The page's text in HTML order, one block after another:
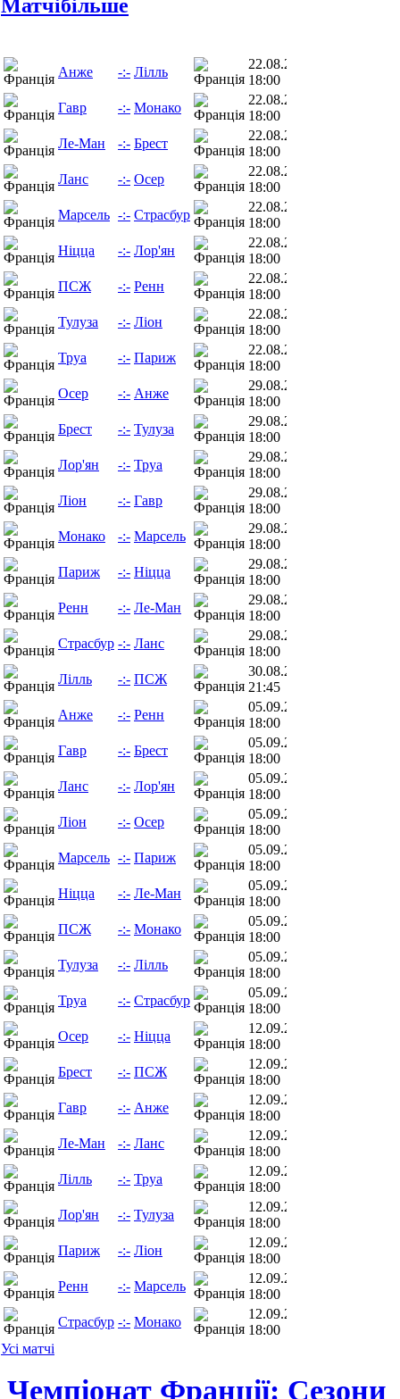
Матчiбільше
Анже -:- Лілль
22.08.26
18:00
Гавр
-:- Монако
22.08.26
18:00
Ле-Ман
-:- Брест
22.08.26
18:00
Ланс
-:- Осер
22.08.26
18:00
Марсель -:- Страсбур
22.08.26
18:00
Ніцца
-:- Лор'ян
22.08.26
18:00
ПСЖ
-:- Ренн
22.08.26
18:00
Тулуза
-:- Ліон
22.08.26
18:00
Труа
-:- Париж
22.08.26
18:00
Осер
-:- Анже
29.08.26
18:00
Брест
-:- Тулуза
29.08.26
18:00
Лор'ян
-:- Труа
29.08.26
18:00
Ліон
-:- Гавр
29.08.26
18:00
Монако
-:- Марсель
29.08.26
18:00
Париж
-:- Ніцца
29.08.26
18:00
Ренн
-:- Ле-Ман
29.08.26
18:00
Страсбур -:- Ланс
29.08.26
18:00
Лілль
-:- ПСЖ
30.08.26
21:45
Анже
-:- Ренн
05.09.26
18:00
Гавр
-:- Брест
05.09.26
18:00
Ланс
-:- Лор'ян
05.09.26
18:00
Ліон
-:- Осер
05.09.26
18:00
Марсель -:- Париж
05.09.26
18:00
Ніцца
-:- Ле-Ман
05.09.26
18:00
ПСЖ
-:- Монако
05.09.26
18:00
Тулуза
-:- Лілль
05.09.26
18:00
Труа
-:- Страсбур
05.09.26
18:00
Осер
-:- Ніцца
12.09.26
18:00
Брест
-:- ПСЖ
12.09.26
18:00
Гавр
-:- Анже
12.09.26
18:00
Ле-Ман
-:- Ланс
12.09.26
18:00
Лілль
-:- Труа
12.09.26
18:00
Лор'ян
-:- Тулуза
12.09.26
18:00
Париж
-:- Ліон
12.09.26
18:00
Ренн
-:- Марсель
12.09.26
18:00
Страсбур -:- Монако
12.09.26
18:00
Усі матчі
Чемпіонат Франції: Сезони